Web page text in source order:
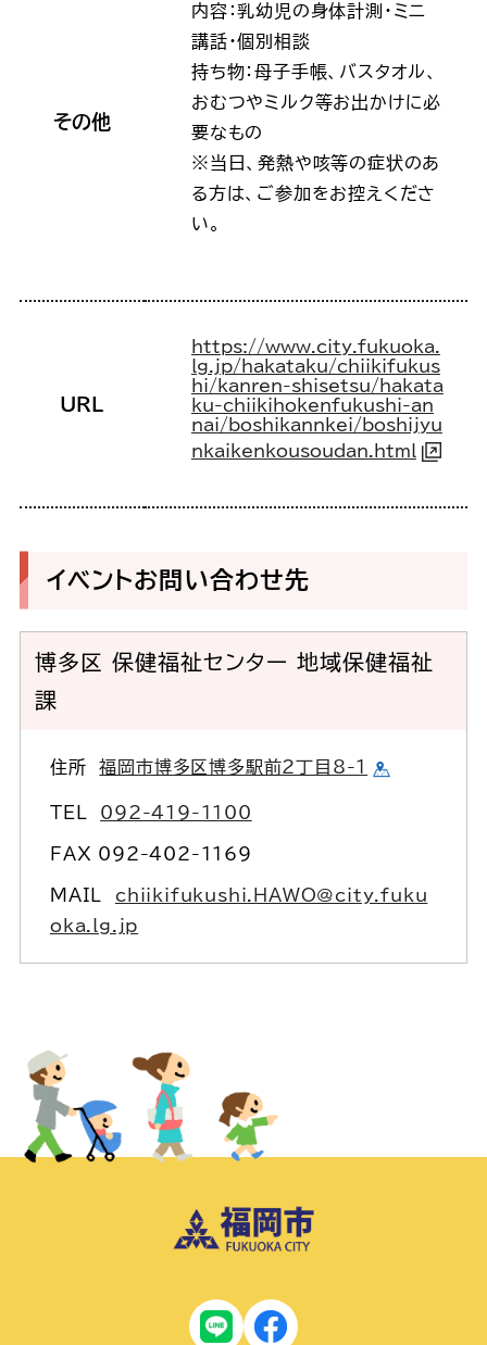
その他
内容：乳幼児の身体計測・ミニ
講話･個別相談
持ち物：母子手帳、バスタオル、
おむつやミルク等お出かけに必
要なもの
※当日、発熱や咳等の症状のあ
る方は、ご参加をお控えくださ
い。
URL
https://www.city.fukuoka.
lg.jp/hakataku/chiikifukus
hi/kanren-shisetsu/hakata
ku-chiikihokenfukushi-an
nai/boshikannkei/boshijyu
nkaikenkousoudan.html
イベントお問い合わせ先
博多区 保健福祉センター 地域保健福祉
課
住所福岡市博多区博多駅前2丁目8-1
TEL 092-419-1100
FAX 092-402-1169
MAIL chiikifukushi.HAWO@city.fuku
oka.lg.jp